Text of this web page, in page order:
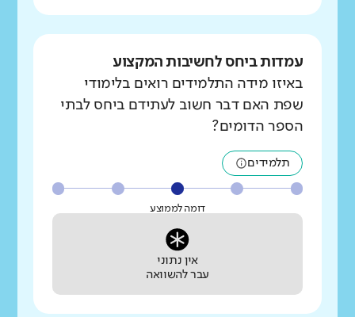
עמדות ביחס לחשיבות המקצוע
באיזו מידה התלמידים רואים בלימודי
שפת האם דבר חשוב לעתידם ביחס לבתי
הספר הדומים?
תלמידים
דומה לממוצע
אין נתוני
עבר להשוואה